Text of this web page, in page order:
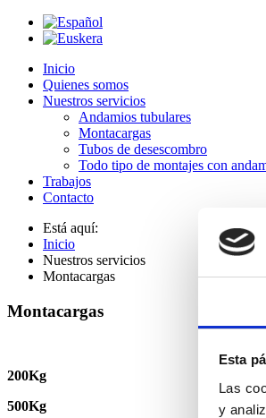
Esta
Las
y
Inicio
Quienes somos
Nuestros servicios
Andamios tubulares
Montacargas
Tubos de desescombro
Todo tipo de montajes con
Trabajos
Contacto
Está aquí:
Inicio
Nuestros servicios
Montacargas
Montacargas
200Kg
500Kg